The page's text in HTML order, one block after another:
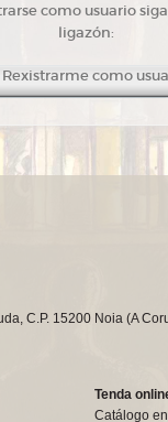
como usuario
ligazón:
Rexistrarme como
C.P. 15200 Noia (A
Tenda
Catálogo